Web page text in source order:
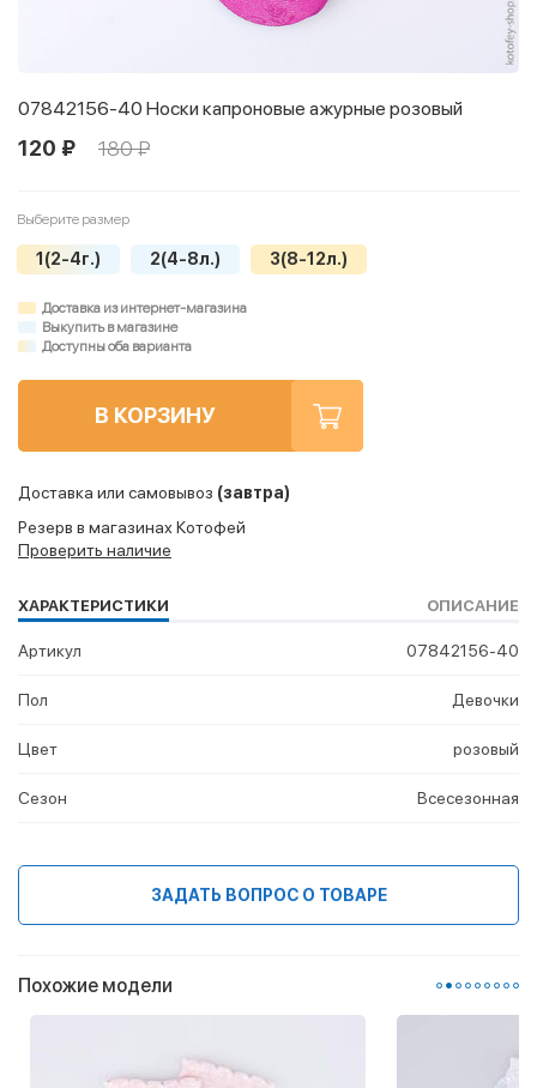
07842156-40 Носки капроновые ажурные розовый
120 ₽ 180 ₽
Выберите размер
1(2-4г.) 2(4-8л.) 3(8-12л.)
Доставка из интернет-магазина
Выкупить в магазине
Доступны оба варианта
В КОРЗИНУ
Доставка или самовывоз (завтра)
Резерв в магазинах Котофей
Проверить наличие
ХАРАКТЕРИСТИКИ ОПИСАНИЕ
Артикул 07842156-40
Пол Девочки
Цвет розовый
Сезон Всесезонная
ЗАДАТЬ ВОПРОС О ТОВАРЕ
Похожие модели